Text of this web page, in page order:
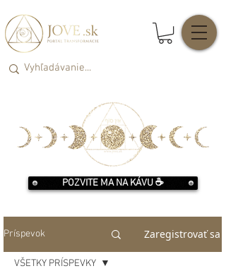
POZVITE MA NA KÁVU ☕️
Príspevok Zaregistrovať sa
VŠETKY PRÍSPEVKY